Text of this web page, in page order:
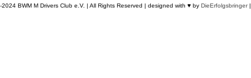
BWM M Drivers Club e.V. | All Rights Reserved | designed with ♥ by DieErfolgsbringer|